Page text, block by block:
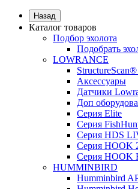
Назад
Каталог товаров
Подбор эхолота
Подобрать
LOWRANCE
Аксессуары
Датчики
Доп
Серия Elite
Серия
Серия HDS
Серия HOOK
Серия HOOK
HUMMINBIRD
Humminbird